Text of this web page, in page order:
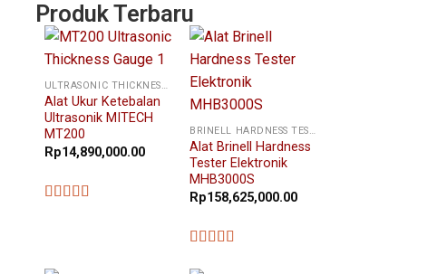
Produk Terbaru
ULTRASONIC THICKNESS GAUGE
Alat Ukur Ketebalan
Ultrasonik MITECH
MT200
Rp14,890,000.00
BRINELL HARDNESS TESTER
Alat Brinell Hardness
Tester Elektronik
MHB3000S
Rp158,625,000.00